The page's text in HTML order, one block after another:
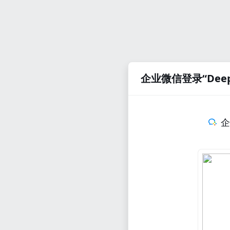
企业微信登录